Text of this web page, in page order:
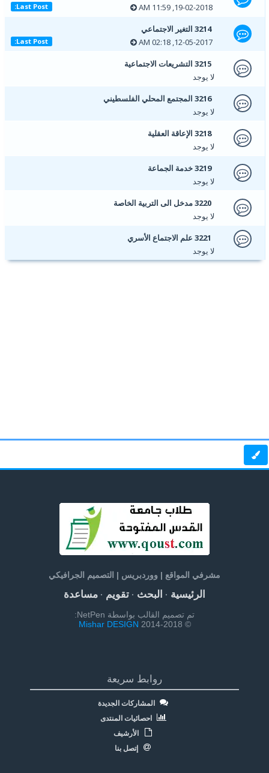
Last Post:
3214 التغير الاجتماعي
Last Post:
3215 التشريعات الاجتماعية
لا يوجد
3216 المجتمع المحلي الفلسطيني
لا يوجد
3218 الإعاقة العقلية
لا يوجد
3219 خدمة الجماعة
لا يوجد
3220 مدخل الى التربية الخاصة
لا يوجد
3221 علم الاجتماع الأسري
لا يوجد
مشرفي المواقع | ووردبريس | التصميم الجرافيكي
الرئيسية· البحث· تقويم· مساعدة
تم تصميم القالب بواسطة NetPen:
© 2014-2018
Mishar DESIGN
روابط سريعة
المشاركات الجديدة
احصائيات المنتدى
الأرشيف
إتصل بنا